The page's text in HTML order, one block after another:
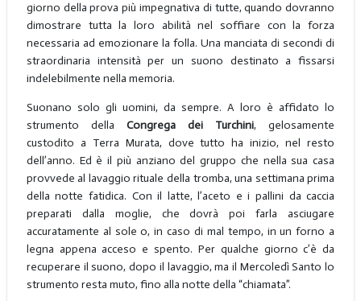
giorno della prova più impegnativa di tutte, quando dovranno
dimostrare tutta la loro abilità nel soffiare con la forza
necessaria ad emozionare la folla. Una manciata di secondi di
straordinaria intensità per un suono destinato a fissarsi
indelebilmente nella memoria.
Suonano solo gli uomini, da sempre. A loro è affidato lo
strumento della Congrega dei Turchini, gelosamente
custodito a Terra Murata, dove tutto ha inizio, nel resto
dell’anno. Ed è il più anziano del gruppo che nella sua casa
provvede al lavaggio rituale della tromba, una settimana prima
della notte fatidica. Con il latte, l’aceto e i pallini da caccia
preparati dalla moglie, che dovrà poi farla asciugare
accuratamente al sole o, in caso di mal tempo, in un forno a
legna appena acceso e spento. Per qualche giorno c’è da
recuperare il suono, dopo il lavaggio, ma il Mercoledì Santo lo
strumento resta muto, fino alla notte della “chiamata”.